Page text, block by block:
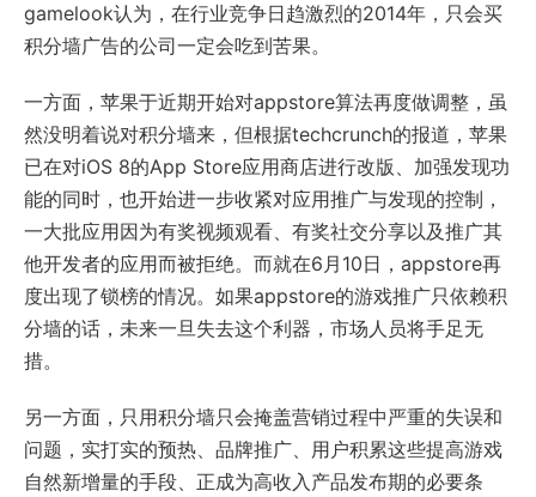
gamelook认为，在行业竞争日趋激烈的2014年，只会买
积分墙广告的公司一定会吃到苦果。
一方面，苹果于近期开始对appstore算法再度做调整，虽
然没明着说对积分墙来，但根据techcrunch的报道，苹果
已在对iOS 8的App Store应用商店进行改版、加强发现功
能的同时，也开始进一步收紧对应用推广与发现的控制，
一大批应用因为有奖视频观看、有奖社交分享以及推广其
他开发者的应用而被拒绝。而就在6月10日，appstore再
度出现了锁榜的情况。如果appstore的游戏推广只依赖积
分墙的话，未来一旦失去这个利器，市场人员将手足无
措。
另一方面，只用积分墙只会掩盖营销过程中严重的失误和
问题，实打实的预热、品牌推广、用户积累这些提高游戏
自然新增量的手段、正成为高收入产品发布期的必要条